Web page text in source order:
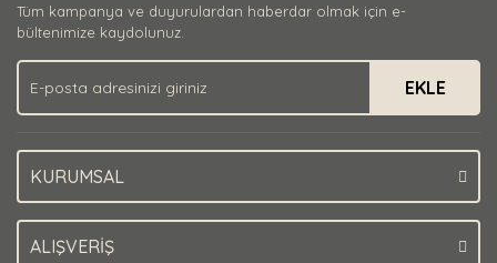
Tüm kampanya ve duyurulardan haberdar olmak için e-
bültenimize kaydolunuz.
EKLE
KURUMSAL
ALIŞVERİŞ